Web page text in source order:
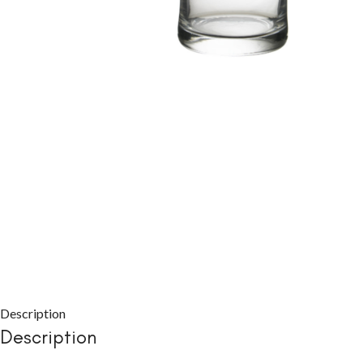
Description
Description